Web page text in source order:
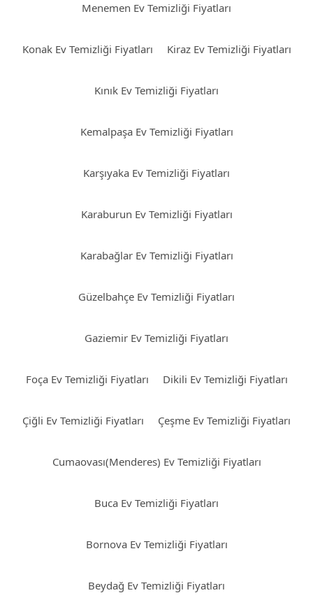
Menemen Ev Temizliği Fiyatları
Konak Ev Temizliği Fiyatları Kiraz Ev Temizliği Fiyatları
Kınık Ev Temizliği Fiyatları
Kemalpaşa Ev Temizliği Fiyatları
Karşıyaka Ev Temizliği Fiyatları
Karaburun Ev Temizliği Fiyatları
Karabağlar Ev Temizliği Fiyatları
Güzelbahçe Ev Temizliği Fiyatları
Gaziemir Ev Temizliği Fiyatları
Foça Ev Temizliği Fiyatları Dikili Ev Temizliği Fiyatları
Çiğli Ev Temizliği Fiyatları Çeşme Ev Temizliği Fiyatları
Cumaovası(Menderes) Ev Temizliği Fiyatları
Buca Ev Temizliği Fiyatları
Bornova Ev Temizliği Fiyatları
Beydağ Ev Temizliği Fiyatları